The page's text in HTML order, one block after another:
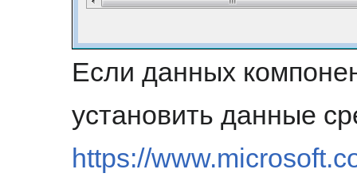
Если данных
установить данные
https://